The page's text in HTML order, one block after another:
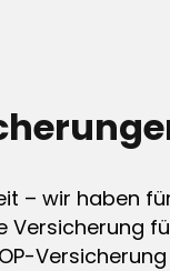
– wir haben
Versicherung